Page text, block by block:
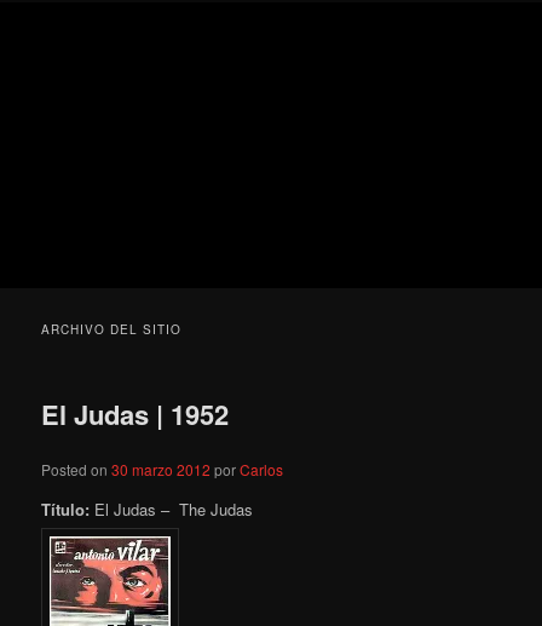
ARCHIVO DEL SITIO
El Judas | 1952
Posted on30 marzo 2012 porCarlos
Título: El Judas – The Judas